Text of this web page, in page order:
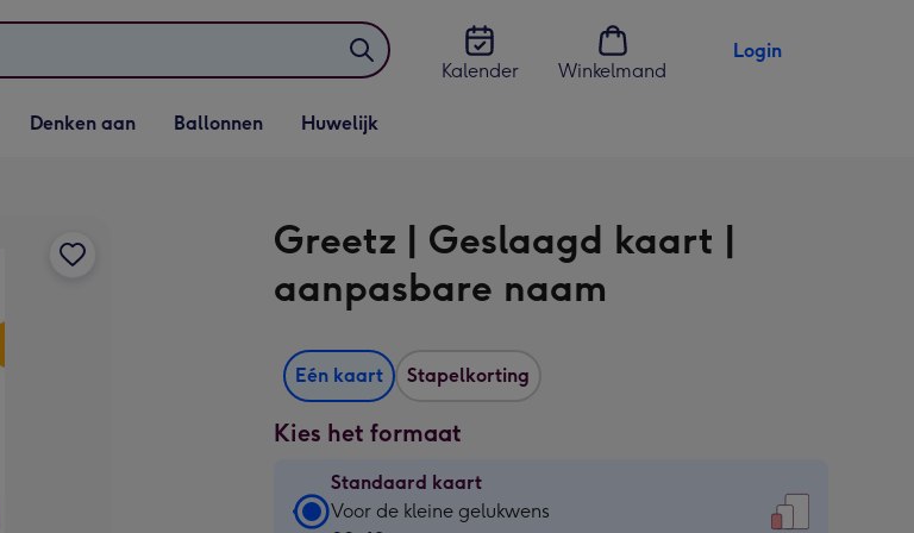
Kalender
Winkelmand
Login
Vervolgkeuzelijst
Denken aan openen
Denken aan
Vervolgkeuzelijst
Ballonnen openen
Ballonnen
Vervolgkeuzelijst
Huwelijk openen
Huwelijk
Greetz | Geslaagd kaart |
aanpasbare naam
Eén kaart Stapelkorting
Kies het formaat
Standaard kaart
Standaard
Voor de kleine gelukwens